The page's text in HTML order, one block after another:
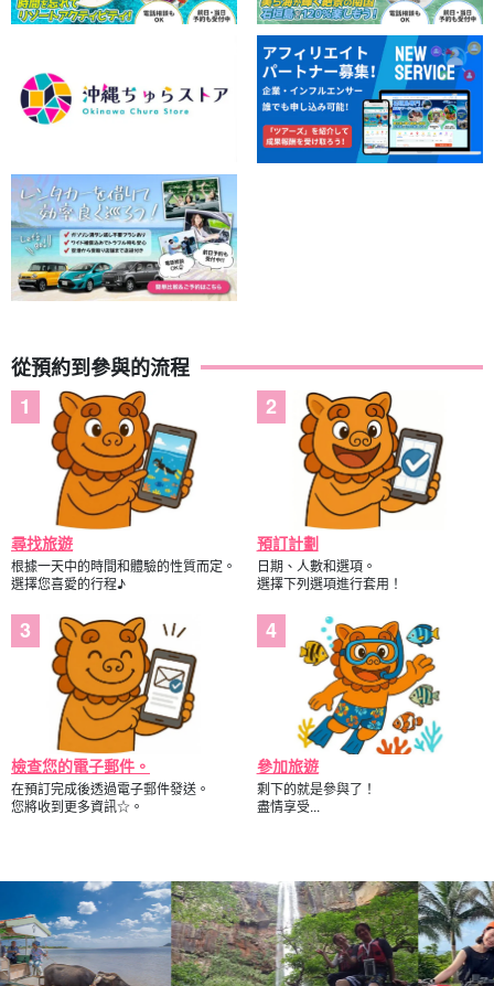
從預約到參與的流程
尋找旅遊
根據一天中的時間和體驗的性質而定。
選擇您喜愛的行程♪
預訂計劃
日期、人數和選項。
選擇下列選項進行套用！
檢查您的電子郵件。
在預訂完成後透過電子郵件發送。
您將收到更多資訊☆。
參加旅遊
剩下的就是參與了！
盡情享受...